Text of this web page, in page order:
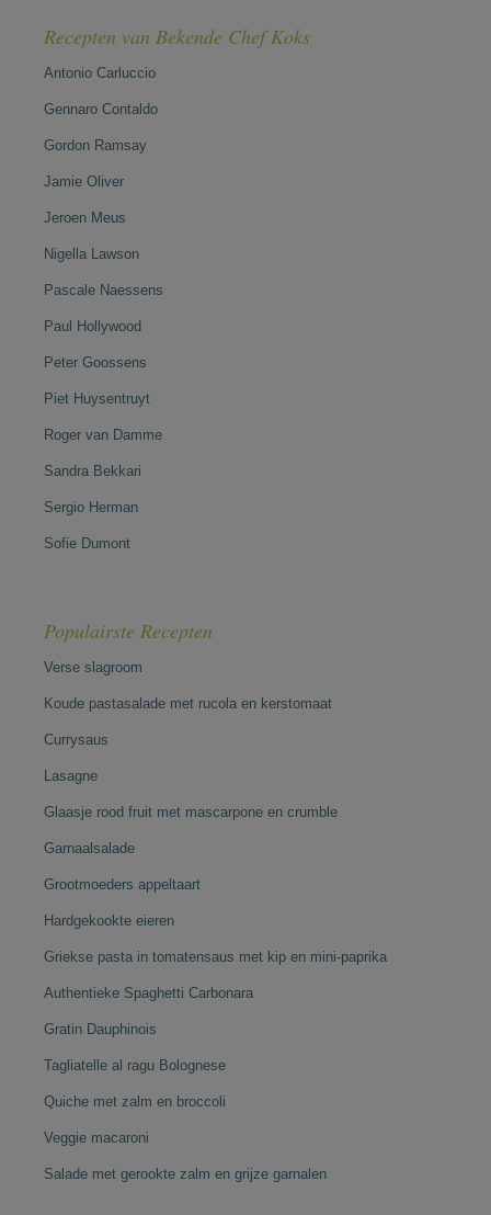
Recepten van Bekende Chef Koks
Antonio Carluccio
Gennaro Contaldo
Gordon Ramsay
Jamie Oliver
Jeroen Meus
Nigella Lawson
Pascale Naessens
Paul Hollywood
Peter Goossens
Piet Huysentruyt
Roger van Damme
Sandra Bekkari
Sergio Herman
Sofie Dumont
Populairste Recepten
Verse slagroom
Koude pastasalade met rucola en kerstomaat
Currysaus
Lasagne
Glaasje rood fruit met mascarpone en crumble
Garnaalsalade
Grootmoeders appeltaart
Hardgekookte eieren
Griekse pasta in tomatensaus met kip en mini-paprika
Authentieke Spaghetti Carbonara
Gratin Dauphinois
Tagliatelle al ragu Bolognese
Quiche met zalm en broccoli
Veggie macaroni
Salade met gerookte zalm en grijze garnalen